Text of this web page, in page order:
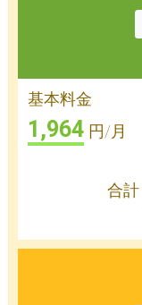
基本料金
1,964円/月
合計